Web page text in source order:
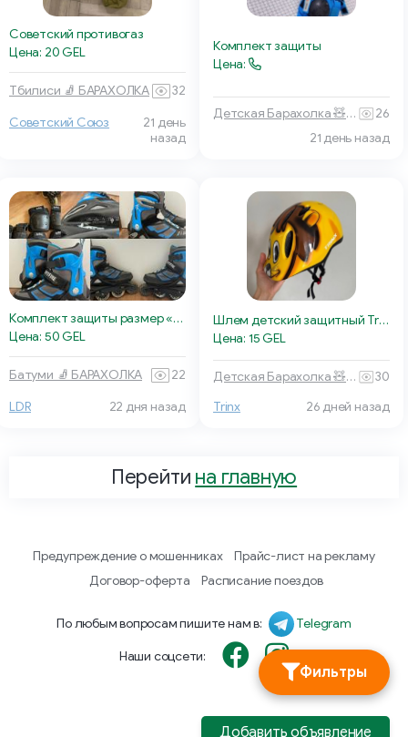
Фильтры
Советский противогаз
Цена: 20 GEL
Тбилиси 🧦 БАРАХОЛКА 32
Советский Союз
21 день
назад
Комплект защиты
Цена:
Детская Барахолка 🧸 Батуми
26
21 день назад
Комплект защиты размер «S» LDR
Цена: 50 GEL
Батуми 🧦 БАРАХОЛКА 22
LDR 22 дня назад
Шлем детский защитный Trinx
Цена: 15 GEL
Детская Барахолка 🧸 Батуми
30
Trinx
26 дней назад
Перейти на главную
Предупреждение о мошенниках
Прайс-лист на рекламу
Договор-оферта
Расписание поездов
По любым вопросам пишите нам в: Telegram
Наши соцсети:
Добавить объявление